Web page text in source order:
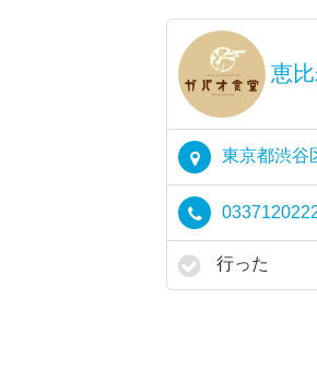
恵
東京都渋谷
行った